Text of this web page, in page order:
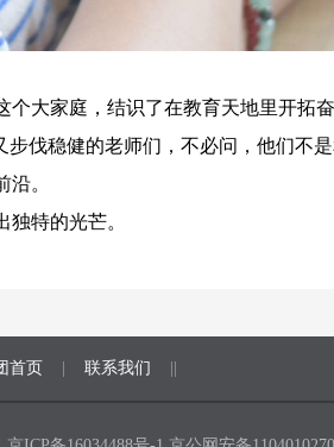
大家庭，结识了在教育天地里开拓
伐稳健的老师们，不必问，他们不
。
特的光芒。
首页 联系我们